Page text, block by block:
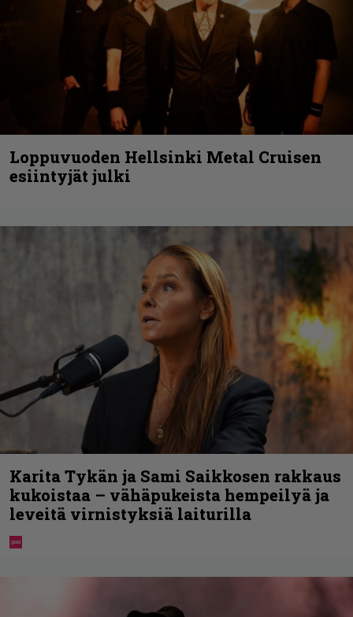
Loppuvuoden Hellsinki Metal Cruisen
esiintyjät julki
Karita Tykän ja Sami Saikkosen rakkaus
kukoistaa – vähäpukeista hempeilyä ja
leveitä virnistyksiä laiturilla